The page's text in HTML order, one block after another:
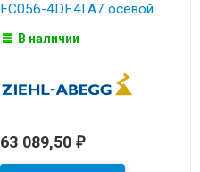
FC056-4DF.4I.A7 осевой
В наличии
63 089,50 ₽